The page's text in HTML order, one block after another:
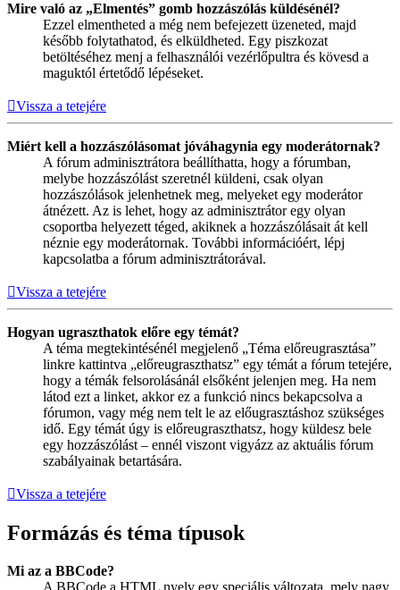
Mire való az „Elmentés” gomb hozzászólás küldésénél?
Ezzel elmentheted a még nem befejezett üzeneted, majd
később folytathatod, és elküldheted. Egy piszkozat
betöltéséhez menj a felhasználói vezérlőpultra és kövesd a
maguktól értetődő lépéseket.
Vissza a tetejére
Miért kell a hozzászólásomat jóváhagynia egy moderátornak?
A fórum adminisztrátora beállíthatta, hogy a fórumban,
melybe hozzászólást szeretnél küldeni, csak olyan
hozzászólások jelenhetnek meg, melyeket egy moderátor
átnézett. Az is lehet, hogy az adminisztrátor egy olyan
csoportba helyezett téged, akiknek a hozzászólásait át kell
néznie egy moderátornak. További információért, lépj
kapcsolatba a fórum adminisztrátorával.
Vissza a tetejére
Hogyan ugraszthatok előre egy témát?
A téma megtekintésénél megjelenő „Téma előreugrasztása”
linkre kattintva „előreugraszthatsz” egy témát a fórum tetejére,
hogy a témák felsorolásánál elsőként jelenjen meg. Ha nem
látod ezt a linket, akkor ez a funkció nincs bekapcsolva a
fórumon, vagy még nem telt le az előugrasztáshoz szükséges
idő. Egy témát úgy is előreugraszthatsz, hogy küldesz bele
egy hozzászólást – ennél viszont vigyázz az aktuális fórum
szabályainak betartására.
Vissza a tetejére
Formázás és téma típusok
Mi az a BBCode?
A BBCode a HTML nyelv egy speciális változata, mely nagy